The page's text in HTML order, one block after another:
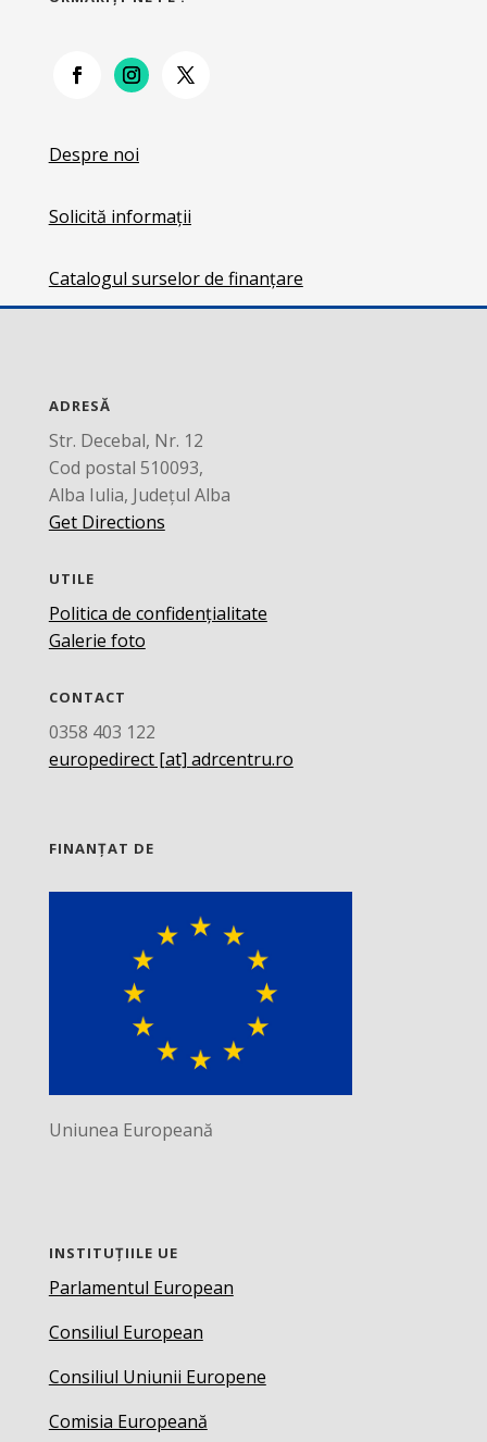
Despre noi
Solicită informații
Catalogul surselor de finanțare
ADRESĂ
Str. Decebal, Nr. 12
Cod postal 510093,
Alba Iulia, Județul Alba
Get Directions
UTILE
Politica de confidențialitate
Galerie foto
CONTACT
0358 403 122
europedirect [at] adrcentru.ro
FINANȚAT DE
Uniunea Europeană
INSTITUȚIILE UE
Parlamentul European
Consiliul European
Consiliul Uniunii Europene
Comisia Europeană